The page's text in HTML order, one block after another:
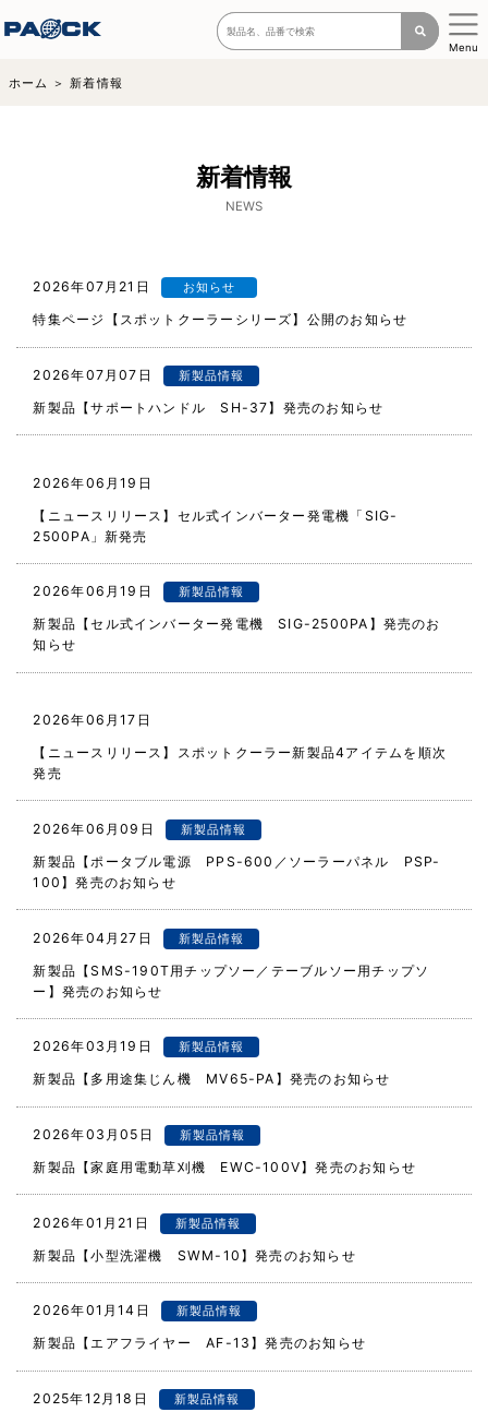
Menu
ホーム 新着情報
新着情報
NEWS
2026年07月21日 お知らせ
特集ページ【スポットクーラーシリーズ】公開のお知らせ
2026年07月07日 新製品情報
新製品【サポートハンドル SH-37】発売のお知らせ
2026年06月19日
【ニュースリリース】セル式インバーター発電機「SIG-
2500PA」新発売
2026年06月19日 新製品情報
新製品【セル式インバーター発電機 SIG-2500PA】発売のお
知らせ
2026年06月17日
【ニュースリリース】スポットクーラー新製品4アイテムを順次
発売
2026年06月09日 新製品情報
新製品【ポータブル電源 PPS-600／ソーラーパネル PSP-
100】発売のお知らせ
2026年04月27日 新製品情報
新製品【SMS-190T用チップソー／テーブルソー用チップソ
ー】発売のお知らせ
2026年03月19日 新製品情報
新製品【多用途集じん機 MV65-PA】発売のお知らせ
2026年03月05日 新製品情報
新製品【家庭用電動草刈機 EWC-100V】発売のお知らせ
2026年01月21日 新製品情報
新製品【小型洗濯機 SWM-10】発売のお知らせ
2026年01月14日 新製品情報
新製品【エアフライヤー AF-13】発売のお知らせ
2025年12月18日 新製品情報